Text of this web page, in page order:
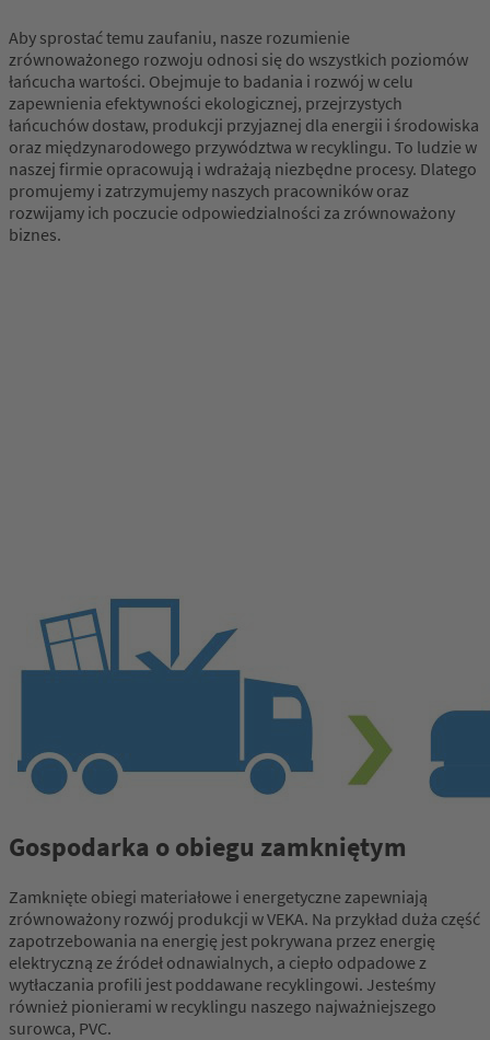
Aby sprostać temu zaufaniu, nasze rozumienie
zrównoważonego rozwoju odnosi się do wszystkich poziomów
łańcucha wartości. Obejmuje to badania i rozwój w celu
zapewnienia efektywności ekologicznej, przejrzystych
łańcuchów dostaw, produkcji przyjaznej dla energii i środowiska
oraz międzynarodowego przywództwa w recyklingu. To ludzie w
naszej firmie opracowują i wdrażają niezbędne procesy. Dlatego
promujemy i zatrzymujemy naszych pracowników oraz
rozwijamy ich poczucie odpowiedzialności za zrównoważony
biznes.
Gospodarka o obiegu zamkniętym
Zamknięte obiegi materiałowe i energetyczne zapewniają
zrównoważony rozwój produkcji w VEKA. Na przykład duża część
zapotrzebowania na energię jest pokrywana przez energię
elektryczną ze źródeł odnawialnych, a ciepło odpadowe z
wytłaczania profili jest poddawane recyklingowi. Jesteśmy
również pionierami w recyklingu naszego najważniejszego
surowca, PVC.